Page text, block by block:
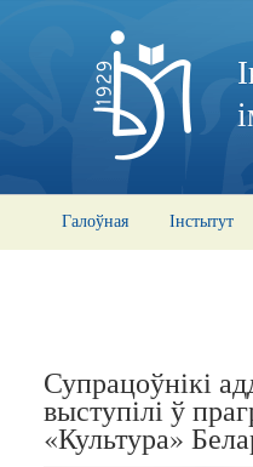
Галоўная Інстытут
Супрацоўнікі
выступілі ў
«Культура»